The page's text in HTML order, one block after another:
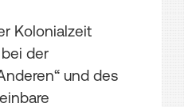
Kolonialzeit
der
und des